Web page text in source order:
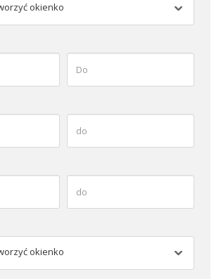
okienko
okienko